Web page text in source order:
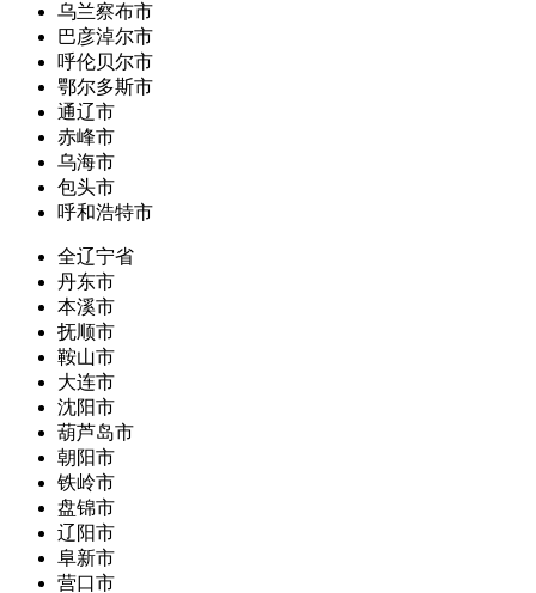
乌兰察布市
巴彦淖尔市
呼伦贝尔市
鄂尔多斯市
通辽市
赤峰市
乌海市
包头市
呼和浩特市
全辽宁省
丹东市
本溪市
抚顺市
鞍山市
大连市
沈阳市
葫芦岛市
朝阳市
铁岭市
盘锦市
辽阳市
阜新市
营口市